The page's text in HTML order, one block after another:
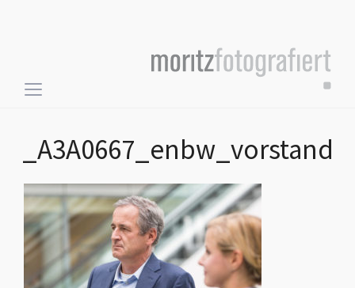
Toggle
navigation
_A3A0667_enbw_vorstand